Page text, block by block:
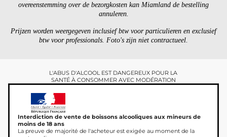
overeenstemming over de bezorgkosten kan Miamland de bestelling
annuleren.
Prijzen worden weergegeven inclusief btw voor particulieren en exclusief
btw voor professionals. Foto's zijn niet contractueel.
L'ABUS D'ALCOOL EST DANGEREUX POUR LA
SANTÉ À CONSOMMER AVEC MODÉRATION
Interdiction de vente de boissons alcooliques aux mineurs de
moins de 18 ans
La preuve de majorité de l'acheteur est exigée au moment de la